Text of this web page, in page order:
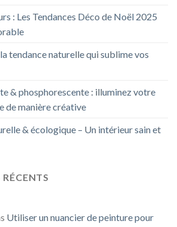
: Les Tendances Déco de Noël 2025
tendance naturelle qui sublime vos
& phosphorescente : illuminez votre
de manière créative
& écologique – Un intérieur sain et
Utiliser un nuancier de peinture pour